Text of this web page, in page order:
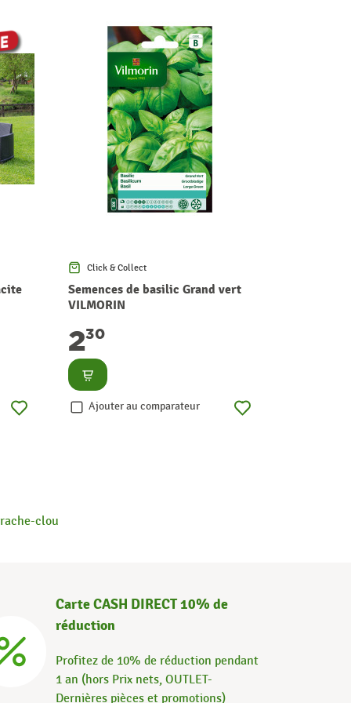
Click & Collect
Semences de basilic Grand vert
VILMORIN
230
Consulter
Ajouter au comparateur
clou
Carte CASH DIRECT 10% de
réduction
Profitez de 10% de réduction pendant
1 an (hors Prix nets, OUTLET-
Dernières pièces et promotions)